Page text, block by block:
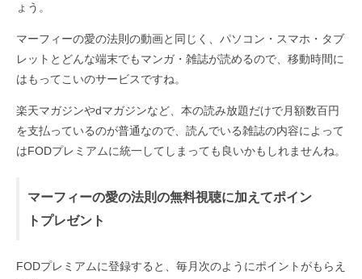
ょう。
マーフィーの愛の法則の動画と同じく、パソコン・スマホ・タブ
レットとどんな端末でもマンガ・雑誌が読めるので、移動時間に
はもってこいのサービスですね。
楽天マガジンやdマガジンなど、本の読み放題だけで月額数百円
を支払っているのが普通なので、読んでいる雑誌の内容によって
はFODプレミアムに統一してしまっても良いかもしれませんね。
マーフィーの愛の法則の無料視聴に加えてポイン
トプレゼント
FODプレミアムに登録すると、毎月次のようにポイントがもらえ